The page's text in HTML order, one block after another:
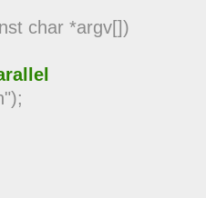
char *argv[])